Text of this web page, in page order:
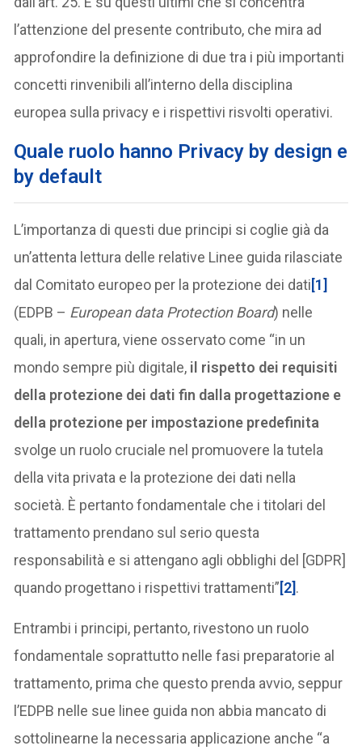
l’attenzione del presente contributo, che mira ad
approfondire la definizione di due tra i più importanti
concetti rinvenibili all’interno della disciplina
europea sulla privacy e i rispettivi risvolti operativi.
Quale ruolo hanno Privacy by design e
by default
L’importanza di questi due principi si coglie già da
un’attenta lettura delle relative Linee guida rilasciate
dal Comitato europeo per la protezione dei dati[1]
(EDPB – European data Protection Board) nelle
quali, in apertura, viene osservato come “in un
mondo sempre più digitale, il rispetto dei requisiti
della protezione dei dati fin dalla progettazione e
della protezione per impostazione predefinita
svolge un ruolo cruciale nel promuovere la tutela
della vita privata e la protezione dei dati nella
società. È pertanto fondamentale che i titolari del
trattamento prendano sul serio questa
responsabilità e si attengano agli obblighi del [GDPR]
quando progettano i rispettivi trattamenti”[2].
Entrambi i principi, pertanto, rivestono un ruolo
fondamentale soprattutto nelle fasi preparatorie al
trattamento, prima che questo prenda avvio, seppur
l’EDPB nelle sue linee guida non abbia mancato di
sottolinearne la necessaria applicazione anche “a